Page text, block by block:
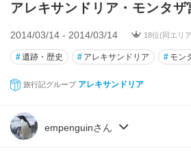
アレキサンドリア・モンタザ
2014/03/14 - 2014/03/14 18位(同エリ
#遺跡・歴史 # アレキサンドリア # モン
旅行記グループ アレキサンドリア
empenguinさん